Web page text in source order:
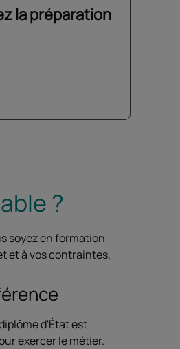
la préparation
?
soyez en formation
et à vos contraintes.
d'État est
exercer le métier.